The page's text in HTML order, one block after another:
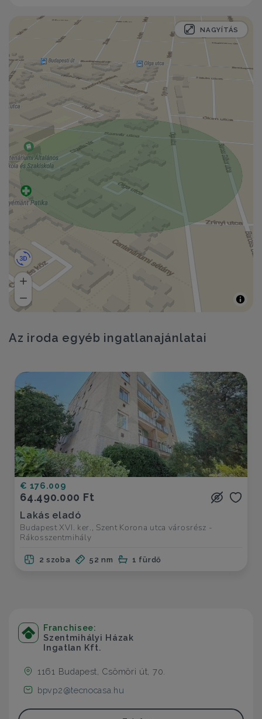
NAGYÍTÁS
Az iroda egyéb ingatlanajánlatai
€ 176.009
64.490.000 Ft
Lakás eladó
Budapest XVI. ker., Szent Korona utca városrész -
Rákosszentmihály
2 szoba 52 nm 1 fürdő
Franchisee:
Szentmihályi Házak
Ingatlan Kft.
1161 Budapest, Csömöri út, 70.
bpvp2@tecnocasa.hu